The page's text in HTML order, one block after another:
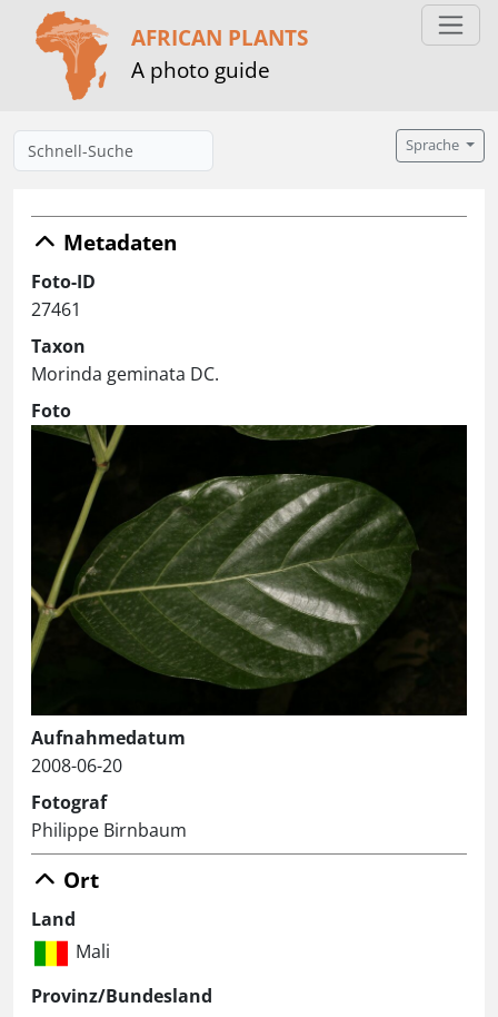
AFRICAN PLANTS
A photo guide
Sprache
Metadaten
Foto-ID
27461
Taxon
Morinda geminata DC.
Foto
Aufnahmedatum
2008-06-20
Fotograf
Philippe Birnbaum
Ort
Land
Mali
Provinz/Bundesland